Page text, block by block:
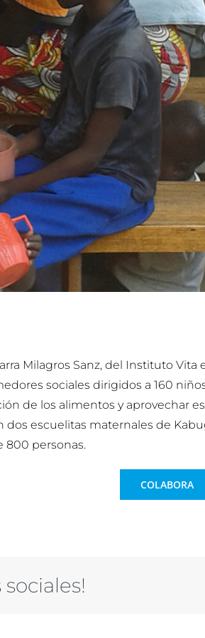
Milagros Sanz, del Instituto Vita
sociales dirigidos a 160
de los alimentos y aprovechar
dos escuelitas maternales de
800 personas.
COLABORA